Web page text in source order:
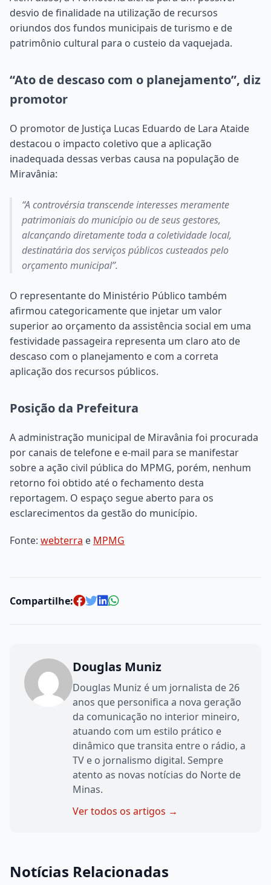
desvio de finalidade na utilização de recursos
oriundos dos fundos municipais de turismo e de
patrimônio cultural para o custeio da vaquejada.
“Ato de descaso com o planejamento”, diz
promotor
O promotor de Justiça Lucas Eduardo de Lara Ataide
destacou o impacto coletivo que a aplicação
inadequada dessas verbas causa na população de
Miravânia:
“A controvérsia transcende interesses meramente
patrimoniais do município ou de seus gestores,
alcançando diretamente toda a coletividade local,
destinatária dos serviços públicos custeados pelo
orçamento municipal”.
O representante do Ministério Público também
afirmou categoricamente que injetar um valor
superior ao orçamento da assistência social em uma
festividade passageira representa um claro ato de
descaso com o planejamento e com a correta
aplicação dos recursos públicos.
Posição da Prefeitura
A administração municipal de Miravânia foi procurada
por canais de telefone e e-mail para se manifestar
sobre a ação civil pública do MPMG, porém, nenhum
retorno foi obtido até o fechamento desta
reportagem. O espaço segue aberto para os
esclarecimentos da gestão do município.
Fonte: webterra e MPMG
Compartilhe:
Douglas Muniz
Douglas Muniz é um jornalista de 26
anos que personifica a nova geração
da comunicação no interior mineiro,
atuando com um estilo prático e
dinâmico que transita entre o rádio, a
TV e o jornalismo digital. Sempre
atento as novas notícias do Norte de
Minas.
Ver todos os artigos →
Notícias Relacionadas